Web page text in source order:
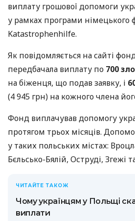
виплату грошової допомоги
у рамках програми німецького
Katastrophenhilfe.
Як повідомляється на сайті
передбачала виплату по 700
на біженця, що подав заявку, і
(4 945 грн) на кожного члена його
Фонд виплачував допомогу
протягом трьох місяців.
у таких польських містах:
Бєльсько-Бялій, Оструді, Згежі
ЧИТАЙТЕ ТАКОЖ
Чому українцям у Польщі
виплати